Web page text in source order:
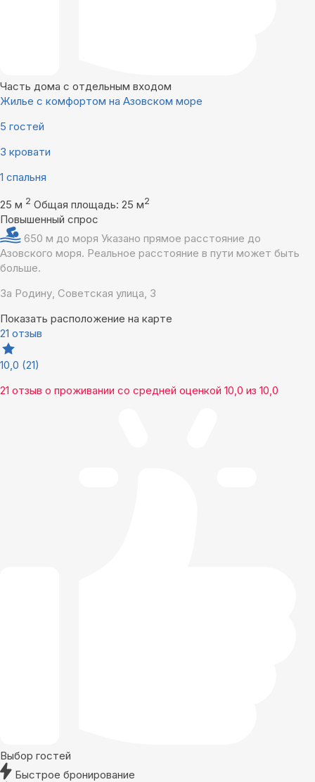
Часть дома с отдельным входом
Жилье с комфортом на Азовском море
5 гостей
3 кровати
1 спальня
25 м 2 Общая площадь: 25 м2
Повышенный спрос
650 м до моря Указано прямое расстояние до
Азовского моря. Реальное расстояние в пути может быть
больше.
За Родину, Советская улица, 3
Показать расположение на карте
21 отзыв
10,0 (21)
21 отзыв о проживании со средней оценкой 10,0 из 10,0
Выбор гостей
Быстрое бронирование